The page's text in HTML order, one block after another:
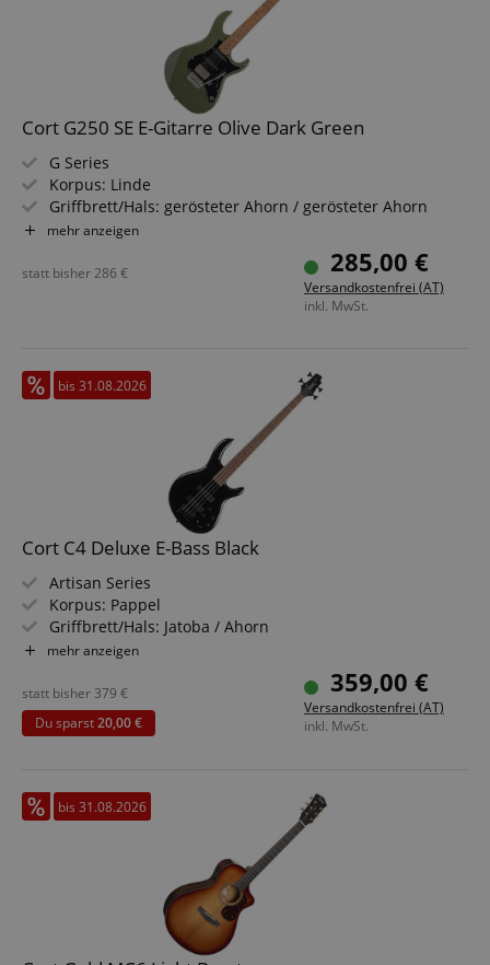
Cort G250 SE E-Gitarre Olive Dark Green
G Series
Korpus: Linde
Griffbrett/Hals: gerösteter Ahorn / gerösteter Ahorn
Tonabnehmer: Cort Voiced Tone VTS63 & VTH59 SSH
Farbe & Finish: Olive Dark Green, Gloss
mehr anzeigen
285,00 €
Versandkostenfrei (AT)
inkl. MwSt.
statt bisher286 €
bis 31.08.2026
Cort C4 Deluxe E-Bass Black
Artisan Series
Korpus: Pappel
Griffbrett/Hals: Jatoba / Ahorn
Tonabnehmer: Bartolini® MK-1 Pickups
mehr anzeigen
359,00 €
Versandkostenfrei (AT)
inkl. MwSt.
statt bisher 379 €
Du sparst20,00 €
bis 31.08.2026